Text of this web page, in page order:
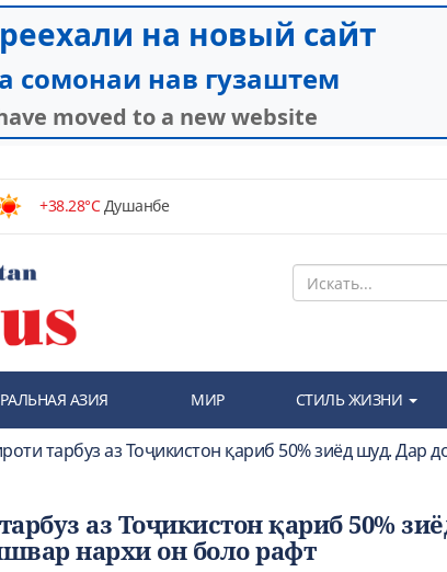
+38.28°CДушанбе
АЗИЯ МИР СТИЛЬ ЖИЗНИ
тарбуз аз Тоҷикистон қариб 50% зиёд шуд. Дар
аз Тоҷикистон қариб 50%
нархи он боло рафт